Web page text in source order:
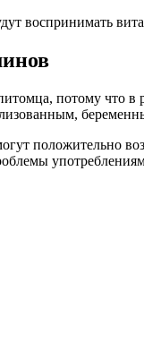
воспринимать
потому что
положительно